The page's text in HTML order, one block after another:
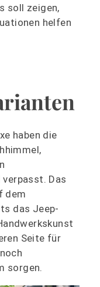
soll zeigen,
helfen
haben die
Das
dem
das Jeep-
Seite für
sorgen.